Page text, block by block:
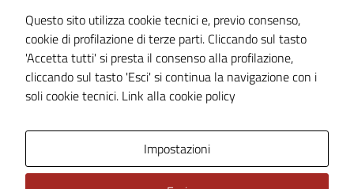
Dichiarazione di accessibilità Servizi
Whistleblowing
Piano di miglioramento del sito
Area riservata
Questo sito utilizza cookie tecnici e, previo consenso,
cookie di profilazione di terze parti. Cliccando sul tasto
'Accetta tutti' si presta il consenso alla profilazione,
cliccando sul tasto 'Esci' si continua la navigazione con i
soli cookie tecnici. Link alla cookie policy
Impostazioni